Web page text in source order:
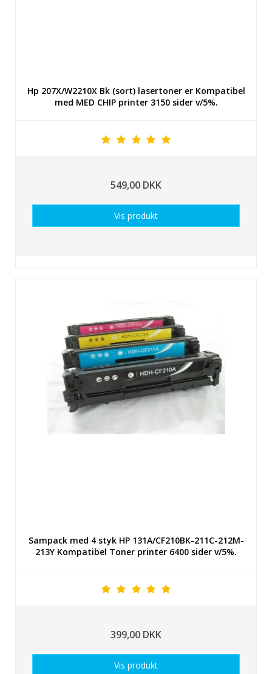
Hp 207X/W2210X Bk (sort) lasertoner er Kompatibel
med MED CHIP printer 3150 sider v/5%.
549,00 DKK
Vis produkt
Sampack med 4 styk HP 131A/CF210BK-211C-212M-
213Y Kompatibel Toner printer 6400 sider v/5%.
399,00 DKK
Vis produkt